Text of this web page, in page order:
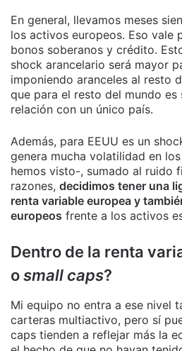
En general, llevamos meses
los activos europeos. Eso vale
bonos soberanos y crédito.
shock arancelario será mayor
imponiendo aranceles al resto
que para el resto del mundo es
relación con un único país.
Además, para EEUU es un
genera mucha volatilidad en
hemos visto-, sumado al ruido
razones, decidimos tener una
renta variable europea y
europeos frente a los activos
Dentro de la renta
osmall caps?
Mi equipo no entra a ese nivel
carteras multiactivo, pero sí
caps tienden a reflejar más la